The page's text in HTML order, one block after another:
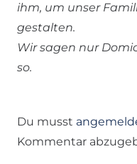
ihm, um unser
gestalten.
Wir sagen nur
so.
Du musst
Kommentar